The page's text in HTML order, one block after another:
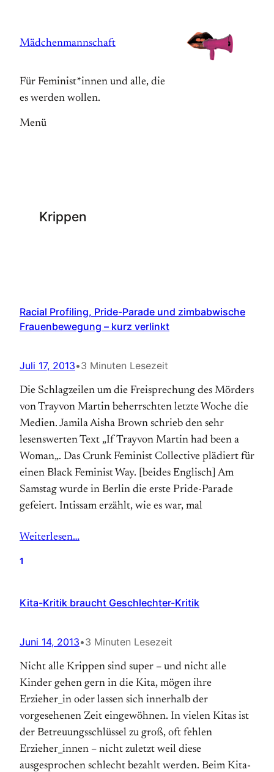
springen
Mädchenmannschaft
Für Feminist*innen und alle, die
es werden wollen.
Menü
Krippen
Racial Profiling, Pride-Parade und zimbabwische
Frauenbewegung – kurz verlinkt
Juli 17, 2013•3 Minuten Lesezeit
Die Schlagzeilen um die Freisprechung des Mörders
von Trayvon Martin beherrschten letzte Woche die
Medien. Jamila Aisha Brown schrieb den sehr
lesenswerten Text „If Trayvon Martin had been a
Woman„. Das Crunk Feminist Collective plädiert für
einen Black Feminist Way. [beides Englisch] Am
Samstag wurde in Berlin die erste Pride-Parade
gefeiert. Intissam erzählt, wie es war, mal
Weiterlesen…
1
Kita-Kritik braucht Geschlechter-Kritik
Juni 14, 2013•3 Minuten Lesezeit
Nicht alle Krippen sind super – und nicht alle
Kinder gehen gern in die Kita, mögen ihre
Erzieher_in oder lassen sich innerhalb der
vorgesehenen Zeit eingewöhnen. In vielen Kitas ist
der Betreuungsschlüssel zu groß, oft fehlen
Erzieher_innen – nicht zuletzt weil diese
ausgesprochen schlecht bezahlt werden. Beim Kita-